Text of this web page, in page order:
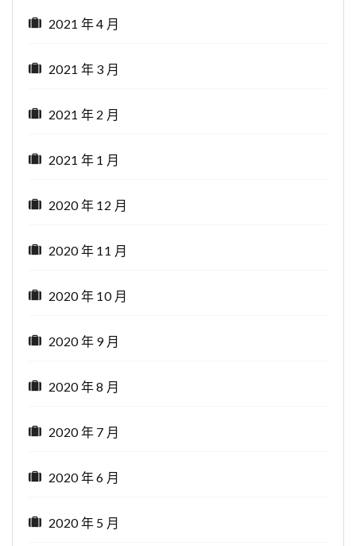
2021 年 4 月
2021 年 3 月
2021 年 2 月
2021 年 1 月
2020 年 12 月
2020 年 11 月
2020 年 10 月
2020 年 9 月
2020 年 8 月
2020 年 7 月
2020 年 6 月
2020 年 5 月